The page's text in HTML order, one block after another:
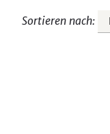
Sortieren nach